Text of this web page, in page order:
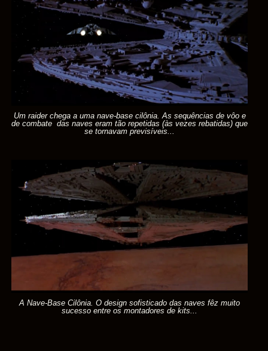
Um raider chega a uma nave-base cilônia. As sequências de vôo e
de combate das naves eram tão repetidas (às vezes rebatidas) que
se tornavam previsíveis...
A Nave-Base Cilônia. O design sofisticado das naves fêz muito
sucesso entre os montadores de kits...